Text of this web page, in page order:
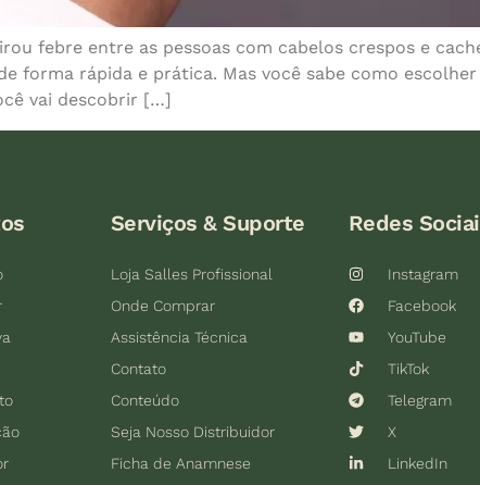
febre entre as pessoas com cabelos crespos e
forma rápida e prática. Mas você sabe como
vai descobrir […]
Serviços & Suporte
Loja Salles Profissional
Onde Comprar
Assistência Técnica
Contato
Conteúdo
Seja Nosso Distribuidor
Ficha de Anamnese
Redes
Instagram
Facebook
YouTube
TikTok
Telegram
X
LinkedIn